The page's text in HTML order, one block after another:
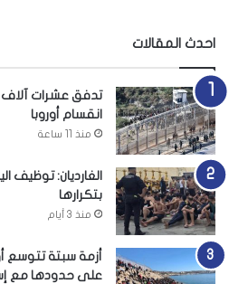
احدث المقالات
تدفق عشرات
انقسام أوروبا
منذ 11 ساعة
الغارديان: توظيف
بتكرارها
منذ 3 أيام
أزمة سبتة تتوسع
على حدودها مع